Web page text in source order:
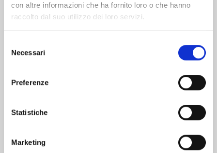
con altre informazioni che ha fornito loro o che hanno
raccolto dal suo utilizzo dei loro servizi.
delNecessari
Preferenze
Statistiche
Marketing